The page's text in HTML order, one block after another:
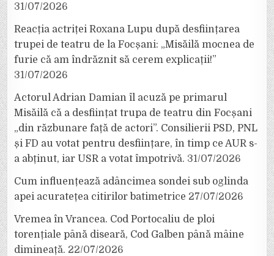
31/07/2026
Reacția actriței Roxana Lupu după desființarea
trupei de teatru de la Focșani: „Misăilă mocnea de
furie că am îndrăznit să cerem explicații!”
31/07/2026
Actorul Adrian Damian îl acuză pe primarul
Misăilă că a desființat trupa de teatru din Focșani
„din răzbunare față de actori”. Consilierii PSD, PNL
și FD au votat pentru desființare, în timp ce AUR s-
a abținut, iar USR a votat împotrivă. 31/07/2026
Cum influențează adâncimea sondei sub oglinda
apei acuratețea citirilor batimetrice 27/07/2026
Vremea în Vrancea. Cod Portocaliu de ploi
torențiale până diseară, Cod Galben până mâine
dimineață. 22/07/2026